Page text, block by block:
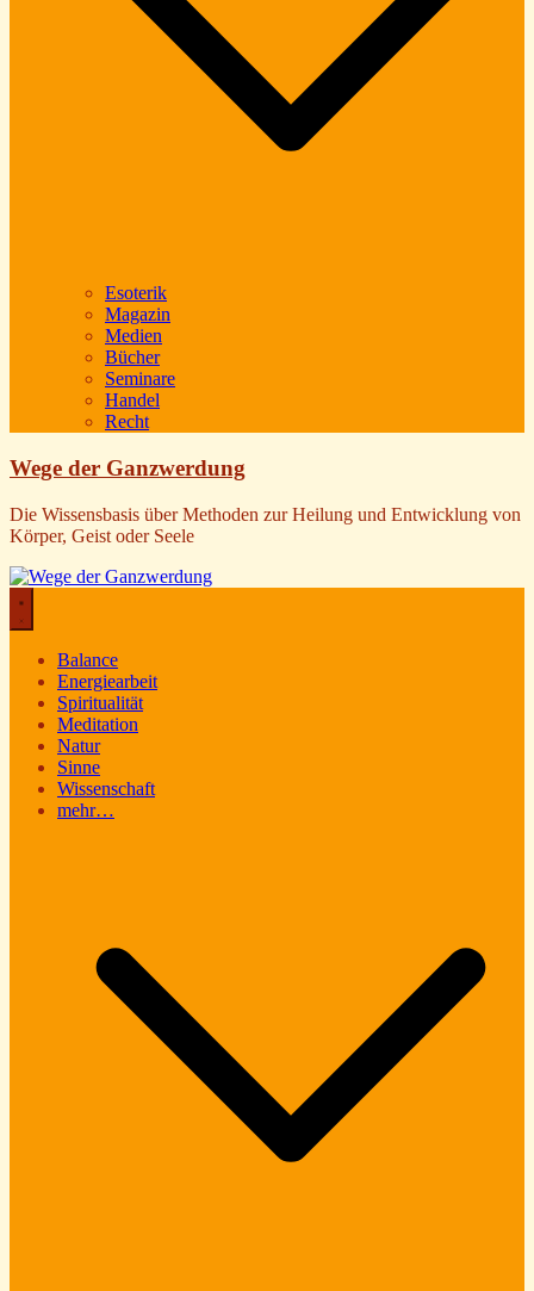
Esoterik
Magazin
Medien
Bücher
Seminare
Handel
Recht
Wege der Ganzwerdung
Die Wissensbasis über Methoden zur Heilung und Entwicklung von
Körper, Geist oder Seele
Balance
Energiearbeit
Spiritualität
Meditation
Natur
Sinne
Wissenschaft
mehr…